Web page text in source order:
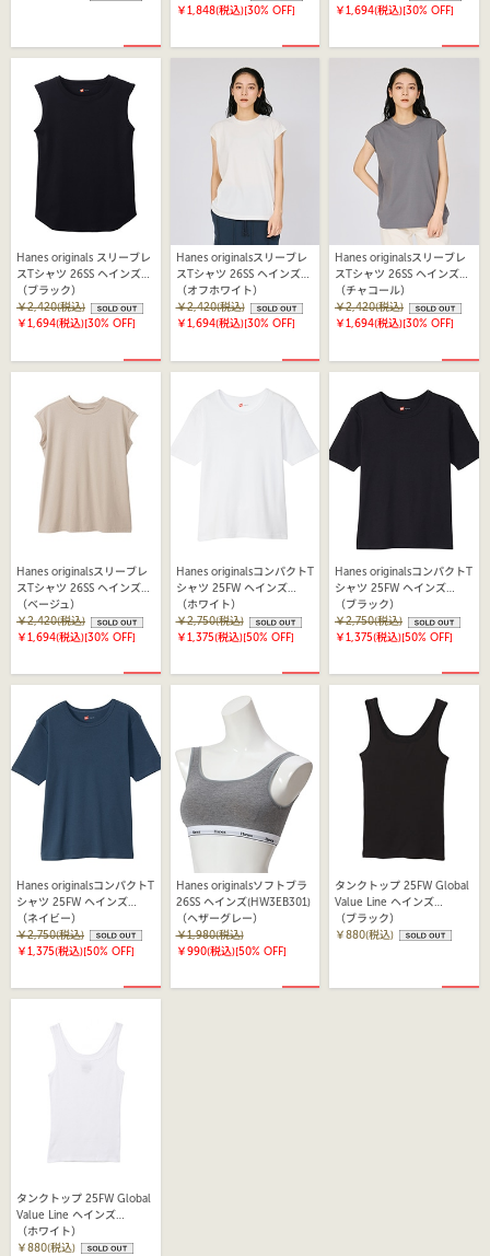
￥1,848(税込)[30% OFF]
￥1,694(税込)[30% OFF]
Hanes originals スリーブレ
スTシャツ 26SS ヘインズ
(HW3-D103)
（ブラック）
￥2,420(税込)
￥1,694(税込)[30% OFF]
Hanes originalsスリーブレ
スTシャツ 26SS ヘインズ
(HW3-B102)
（オフホワイト）
￥2,420(税込)
￥1,694(税込)[30% OFF]
Hanes originalsスリーブレ
スTシャツ 26SS ヘインズ
(HW3-B102)
（チャコール）
￥2,420(税込)
￥1,694(税込)[30% OFF]
Hanes originalsスリーブレ
スTシャツ 26SS ヘインズ
(HW3-B102)
（ベージュ）
￥2,420(税込)
￥1,694(税込)[30% OFF]
Hanes originalsコンパクトT
シャツ 25FW ヘインズ
(HW1-B105)
（ホワイト）
￥2,750(税込)
￥1,375(税込)[50% OFF]
Hanes originalsコンパクトT
シャツ 25FW ヘインズ
(HW1-B105)
（ブラック）
￥2,750(税込)
￥1,375(税込)[50% OFF]
Hanes originalsコンパクトT
シャツ 25FW ヘインズ
(HW1-B105)
（ネイビー）
￥2,750(税込)
￥1,375(税込)[50% OFF]
Hanes originalsソフトブラ
26SS ヘインズ(HW3EB301)
（ヘザーグレー）
￥1,980(税込)
￥990(税込)[50% OFF]
タンクトップ 25FW Global
Value Line ヘインズ
（HW2EX104)
（ブラック）
￥880(税込)
タンクトップ 25FW Global
Value Line ヘインズ
（HW2EX104)
（ホワイト）
￥880(税込)